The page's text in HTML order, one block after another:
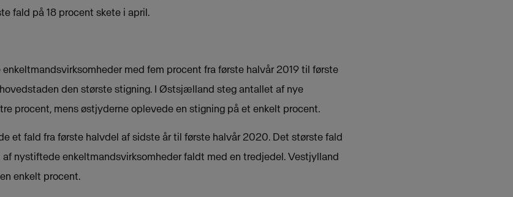
fald på 18 procent skete i april.
med fem procent fra første halvår 2019 til første
den største stigning. I Østsjælland steg antallet af nye
procent, mens østjyderne oplevede en stigning på et enkelt procent.
et fald fra første halvdel af sidste år til første halvår 2020. Det største fald
nystiftede enkeltmandsvirksomheder faldt med en tredjedel. Vestjylland
enkelt procent.